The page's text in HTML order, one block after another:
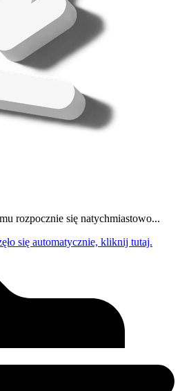
rozpocznie się natychmiastowo...
się automatycznie, kliknij tutaj.